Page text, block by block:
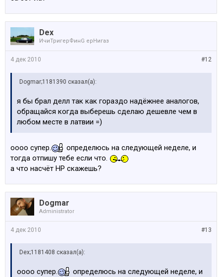
Dex
ИчиТригерФинG ерНигаз
#12
4 дек 2010
Dogmar;1181390 сказал(а):
я бы брал делл так как гораздо надёжнее аналогов,
обращайся когда выберешь сделаю дешевле чем в
любом месте в латвии =)
оооо супер.
определюсь на следующей неделе, и
тогда отпишу тебе если что.
а что насчёт HP скажешь?
Dogmar
Administrator
#13
4 дек 2010
Dex;1181408 сказал(а):
оооо супер.
определюсь на следующей неделе, и